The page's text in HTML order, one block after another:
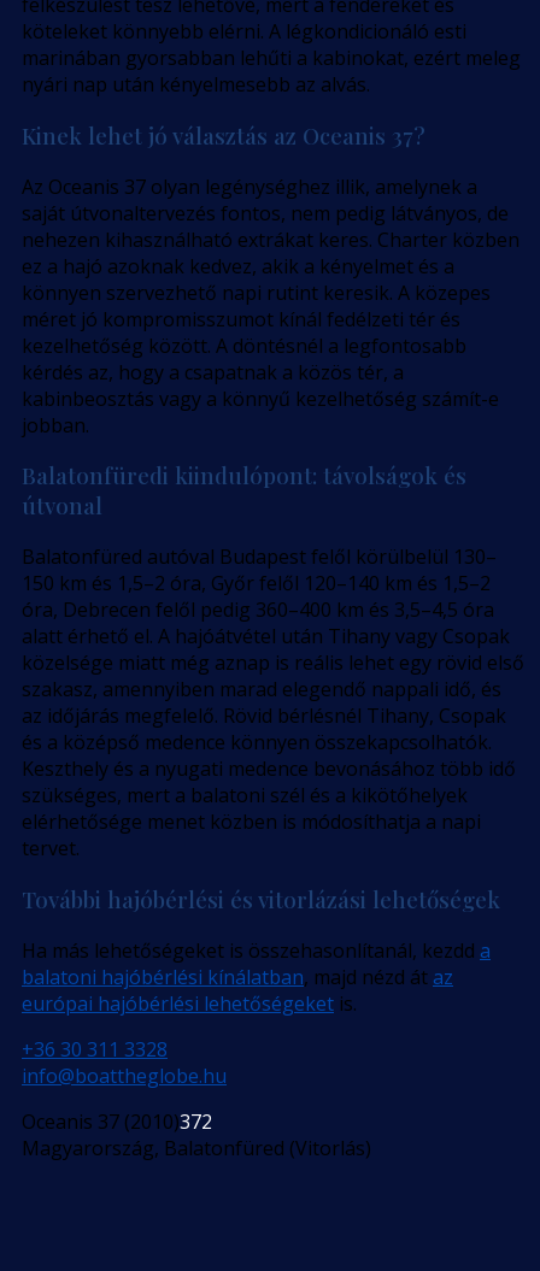
köteleket könnyebb elérni. A légkondicionáló esti
marinában gyorsabban lehűti a kabinokat, ezért meleg
nyári nap után kényelmesebb az alvás.
Kinek lehet jó választás az Oceanis 37?
Az Oceanis 37 olyan legénységhez illik, amelynek a
saját útvonaltervezés fontos, nem pedig látványos, de
nehezen kihasználható extrákat keres. Charter közben
ez a hajó azoknak kedvez, akik a kényelmet és a
könnyen szervezhető napi rutint keresik. A közepes
méret jó kompromisszumot kínál fedélzeti tér és
kezelhetőség között. A döntésnél a legfontosabb
kérdés az, hogy a csapatnak a közös tér, a
kabinbeosztás vagy a könnyű kezelhetőség számít-e
jobban.
Balatonfüredi kiindulópont: távolságok és
útvonal
Balatonfüred autóval Budapest felől körülbelül 130–
150 km és 1,5–2 óra, Győr felől 120–140 km és 1,5–2
óra, Debrecen felől pedig 360–400 km és 3,5–4,5 óra
alatt érhető el. A hajóátvétel után Tihany vagy Csopak
közelsége miatt még aznap is reális lehet egy rövid első
szakasz, amennyiben marad elegendő nappali idő, és
az időjárás megfelelő. Rövid bérlésnél Tihany, Csopak
és a középső medence könnyen összekapcsolhatók.
Keszthely és a nyugati medence bevonásához több idő
szükséges, mert a balatoni szél és a kikötőhelyek
elérhetősége menet közben is módosíthatja a napi
tervet.
További hajóbérlési és vitorlázási lehetőségek
Ha más lehetőségeket is összehasonlítanál, kezdd a
balatoni hajóbérlési kínálatban, majd nézd átaz
európai hajóbérlési lehetőségeket is.
+36 30 311 3328
info@boattheglobe.hu
Oceanis 37 (2010)372
Magyarország, Balatonfüred (Vitorlás)